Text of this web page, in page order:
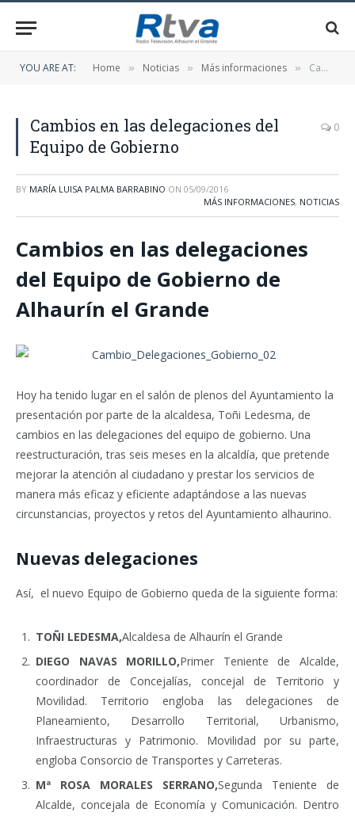
YOU ARE AT: Home » Noticias » Más informaciones » Cambios en las delegaciones del Equipo de Gobierno
Cambios en las delegaciones del
Equipo de Gobierno
0
BY MARÍA LUISA PALMA BARRABINO ON 05/09/2016
MÁS INFORMACIONES, NOTICIAS
Cambios en las delegaciones
del Equipo de Gobierno de
Alhaurín el Grande
Hoy ha tenido lugar en el salón de plenos del Ayuntamiento la
presentación por parte de la alcaldesa, Toñi Ledesma, de
cambios en las delegaciones del equipo de gobierno. Una
reestructuración, tras seis meses en la alcaldía, que pretende
mejorar la atención al ciudadano y prestar los servicios de
manera más eficaz y eficiente adaptándose a las nuevas
circunstancias, proyectos y retos del Ayuntamiento alhaurino.
Nuevas delegaciones
Así, el nuevo Equipo de Gobierno queda de la siguiente forma:
TOÑI LEDESMA,Alcaldesa de Alhaurín el Grande
DIEGO NAVAS MORILLO,Primer Teniente de Alcalde,
coordinador de Concejalías, concejal de Territorio y
Movilidad. Territorio engloba las delegaciones de
Planeamiento, Desarrollo Territorial, Urbanismo,
Infraestructuras y Patrimonio. Movilidad por su parte,
engloba Consorcio de Transportes y Carreteras.
Mª ROSA MORALES SERRANO,Segunda Teniente de
Alcalde, concejala de Economía y Comunicación. Dentro